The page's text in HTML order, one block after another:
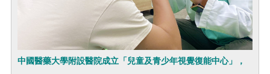
中國醫藥大學附設醫院成立「兒童及青少年視覺復能中心」，